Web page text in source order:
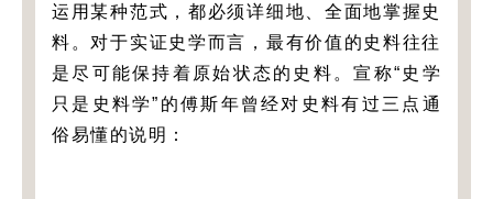
运用某种范式，都必须详细地、全面地掌握史
料。对于实证史学而言，最有价值的史料往往
是尽可能保持着原始状态的史料。宣称“史学
只是史料学”的傅斯年曾经对史料有过三点通
俗易懂的说明：